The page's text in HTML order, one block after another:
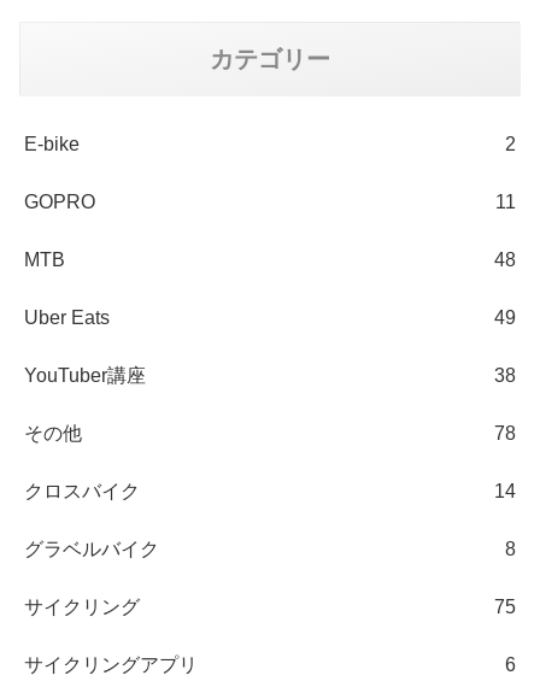
カテゴリー
E-bike 2
GOPRO 11
MTB 48
Uber Eats 49
YouTuber講座 38
その他 78
クロスバイク 14
グラベルバイク 8
サイクリング 75
サイクリングアプリ 6